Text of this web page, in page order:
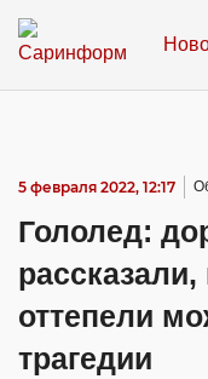
5 февраля 2022, 12:17
Гололед:
оттепели
трагедии